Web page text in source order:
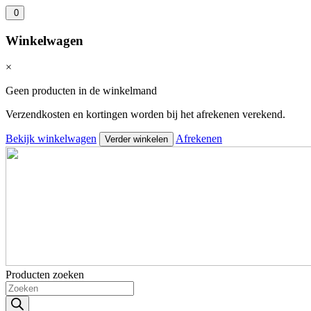
0
Winkelwagen
×
Geen producten in de winkelmand
Verzendkosten en kortingen worden bij het afrekenen verekend.
Bekijk winkelwagen Verder winkelen Afrekenen
Producten zoeken